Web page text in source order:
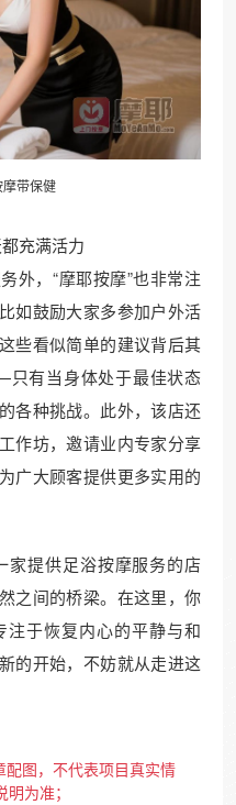
摩带保健
充满活力
外，“摩耶按摩”也非常注
如鼓励大家多参加户外活
些看似简单的建议背后其
有当身体处于最佳状态
各种挑战。此外，该店还
作坊，邀请业内专家分享
广大顾客提供更多实用的
家提供足浴按摩服务的店
之间的桥梁。在这里，你
于恢复内心的平静与和
的开始，不妨就从走进这
图，不代表项目真实情
为准；